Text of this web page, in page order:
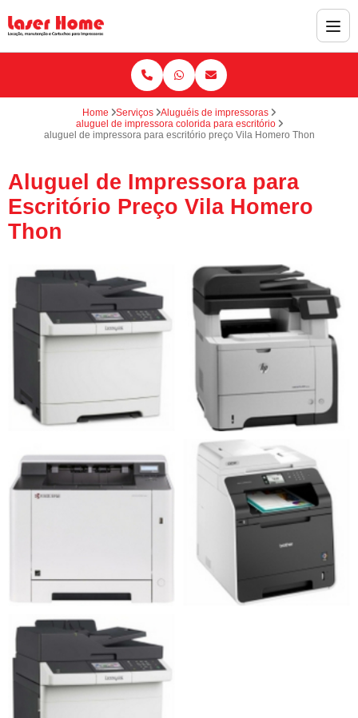
Home Serviços
Aluguéis de impressoras
aluguel de impressora colorida para escritório
aluguel de impressora para escritório preço Vila Homero Thon
Aluguel de Impressora para
Escritório Preço Vila Homero
Thon